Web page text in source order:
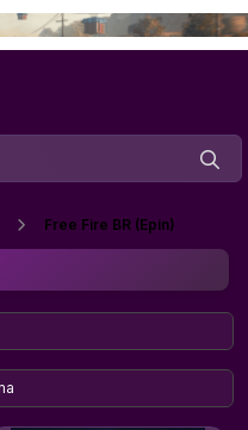
Free Fire BR (Epin)